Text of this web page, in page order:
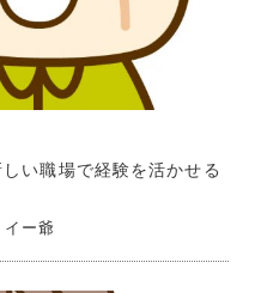
い職場で経験を活かせる
イー爺